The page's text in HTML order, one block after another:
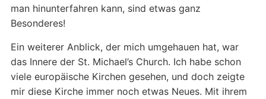
man hinunterfahren kann, sind etwas ganz
Besonderes!
Ein weiterer Anblick, der mich umgehauen hat, war
das Innere der St. Michael’s Church. Ich habe schon
viele europäische Kirchen gesehen, und doch zeigte
mir diese Kirche immer noch etwas Neues. Mit ihrem